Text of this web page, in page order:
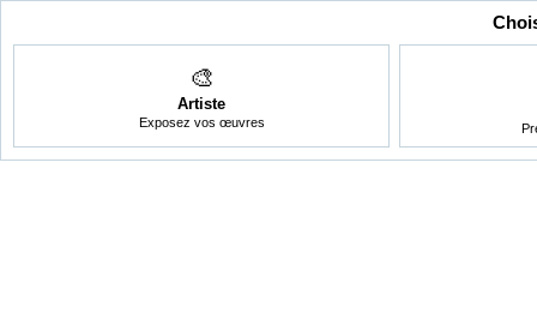
🎨
Artiste
Exposez vos œuvres